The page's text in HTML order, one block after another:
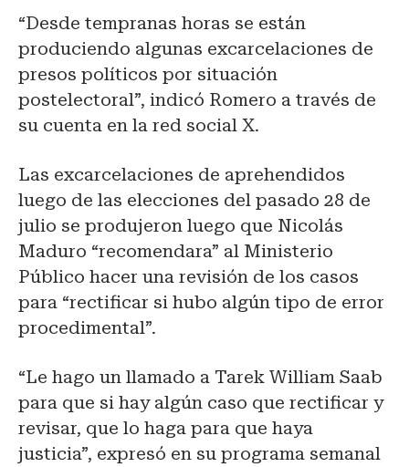
“Desde tempranas horas se están
produciendo algunas excarcelaciones de
presos políticos por situación
postelectoral”, indicó Romero a través de
su cuenta en la red social X.
Las excarcelaciones de aprehendidos
luego de las elecciones del pasado 28 de
julio se produjeron luego que Nicolás
Maduro “recomendara” al Ministerio
Público hacer una revisión de los casos
para “rectificar si hubo algún tipo de error
procedimental”.
“Le hago un llamado a Tarek William Saab
para que si hay algún caso que rectificar y
revisar, que lo haga para que haya
justicia”, expresó en su programa semanal